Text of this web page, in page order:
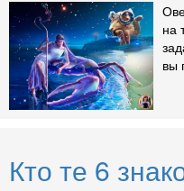
на
вы
Кто те 6